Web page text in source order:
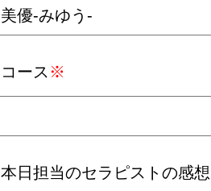
コース ※
本日担当のセラピストの感想